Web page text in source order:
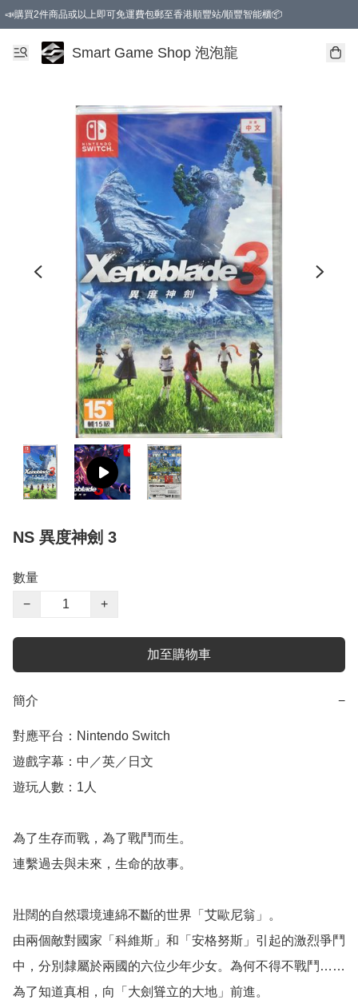
📣購買2件商品或以上即可免運費包郵至香港順豐站/順豐智能櫃📦
Smart Game Shop 泡泡龍
NS 異度神劍 3
數量
−
+
加至購物車
簡介 −
對應平台：Nintendo Switch
遊戲字幕：中／英／日文
遊玩人數：1人
為了生存而戰，為了戰鬥而生。
連繫過去與未來，生命的故事。
壯闊的自然環境連綿不斷的世界「艾歐尼翁」。
由兩個敵對國家「科維斯」和「安格努斯」引起的激烈爭鬥
中，分別隸屬於兩國的六位少年少女。為何不得不戰鬥……
為了知道真相，向「大劍聳立的大地」前進。